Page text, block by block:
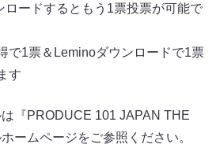
ロードするともう1票投票が可能で
で1票＆Leminoダウンロードで1票
す
『PRODUCE 101 JAPAN THE
ームページをご参照ください。